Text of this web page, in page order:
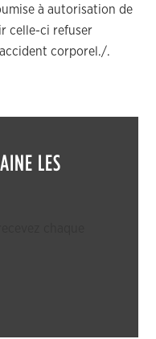
à autorisation de
celle-ci refuser
corporel./.
LES